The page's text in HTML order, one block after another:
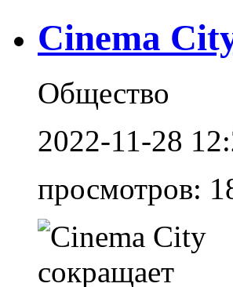
Cinema
Общество
2022-11-28
просмотров: